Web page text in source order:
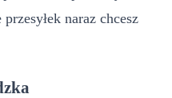
naraz chcesz